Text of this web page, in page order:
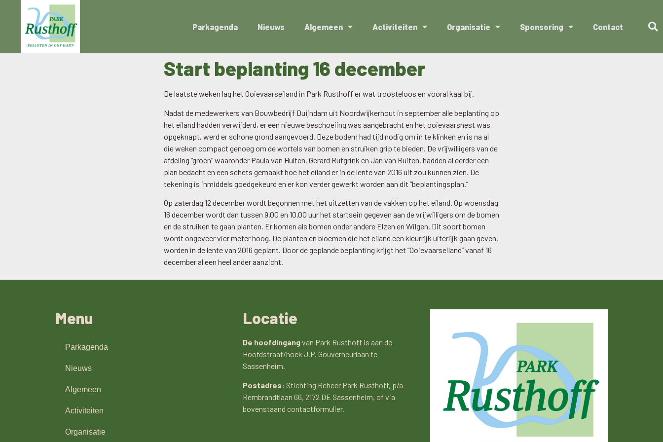
Parkagenda Nieuws Algemeen Activiteiten Organisatie Sponsoring Contact
Start beplanting 16 december
De laatste weken lag het Ooievaarseiland in Park Rusthoff er wat troosteloos en vooral kaal bij.
Nadat de medewerkers van Bouwbedrijf Duijndam uit Noordwijkerhout in september alle beplanting op
het eiland hadden verwijderd, er een nieuwe beschoeiing was aangebracht en het ooievaarsnest was
opgeknapt, werd er schone grond aangevoerd. Deze bodem had tijd nodig om in te klinken en is na al
die weken compact genoeg om de wortels van bomen en struiken grip te bieden. De vrijwilligers van de
afdeling “groen” waaronder Paula van Hulten, Gerard Rutgrink en Jan van Ruiten, hadden al eerder een
plan bedacht en een schets gemaakt hoe het eiland er in de lente van 2016 uit zou kunnen zien. De
tekening is inmiddels goedgekeurd en er kon verder gewerkt worden aan dit “beplantingsplan.”
Op zaterdag 12 december wordt begonnen met het uitzetten van de vakken op het eiland. Op woensdag
16 december wordt dan tussen 9.00 en 10.00 uur het startsein gegeven aan de vrijwilligers om de bomen
en de struiken te gaan planten. Er komen als bomen onder andere Elzen en Wilgen. Dit soort bomen
wordt ongeveer vier meter hoog. De planten en bloemen die het eiland een kleurrijk uiterlijk gaan geven,
worden in de lente van 2016 geplant. Door de geplande beplanting krijgt het “Ooievaarseiland” vanaf 16
december al een heel ander aanzicht.
Menu
Parkagenda
Nieuws
Algemeen
Activiteiten
Organisatie
Locatie
De hoofdingangvan Park Rusthoff is aan de
Hoofdstraat/hoek J.P. Gouverneurlaan te
Sassenheim.
Postadres: Stichting Beheer Park Rusthoff, p/a
Rembrandtlaan 66, 2172 DE Sassenheim, of via
bovenstaand contactformulier.